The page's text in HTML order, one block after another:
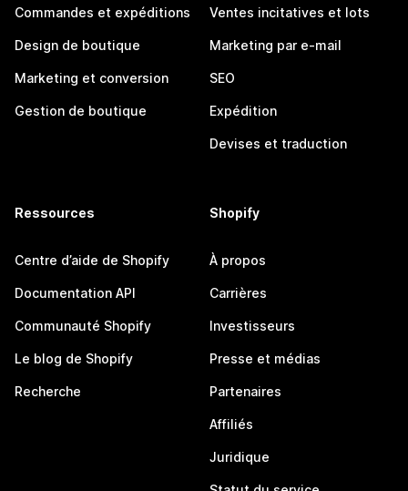
Commandes et expéditions
Design de boutique
Marketing et conversion
Gestion de boutique
Ventes incitatives et lots
Marketing par e-mail
SEO
Expédition
Devises et traduction
Ressources
Centre d’aide de Shopify
Documentation API
Communauté Shopify
Le blog de Shopify
Recherche
Shopify
À propos
Carrières
Investisseurs
Presse et médias
Partenaires
Affiliés
Juridique